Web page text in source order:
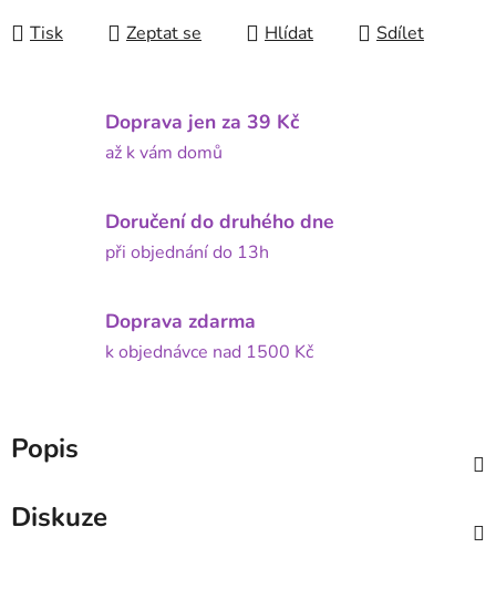
Tisk Zeptat se Hlídat Sdílet
Doprava jen za 39 Kč
až k vám domů
Doručení do druhého dne
při objednání do 13h
Doprava zdarma
k objednávce nad 1500 Kč
Popis
Diskuze